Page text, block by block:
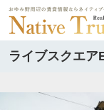
ライブスクエア